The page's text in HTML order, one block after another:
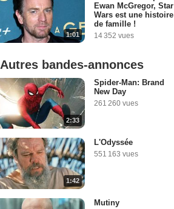
1:01
Ewan McGregor, Star
Wars est une histoire
de famille !
14 352 vues
Autres bandes-annonces
2:33
Spider-Man: Brand
New Day
261 260 vues
1:42
L'Odyssée
551 163 vues
Mutiny